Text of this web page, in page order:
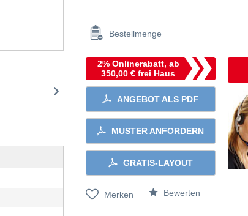
Bestellmenge
2% Onlinerabatt, ab
350,00 € frei Haus
ANGEBOT ALS PDF
MUSTER ANFORDERN
GRATIS-LAYOUT
Merken Bewerten